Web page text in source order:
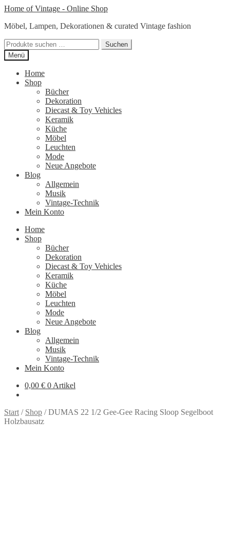
Zur
springen
Zum
springen
Home of Vintage - Online Shop
Möbel, Lampen, Dekorationen & curated Vintage fashion
Suchen
nach:
Suchen
Menü
Home
Shop
Bücher
Dekoration
Diecast & Toy Vehicles
Keramik
Küche
Möbel
Leuchten
Mode
Neue Angebote
Blog
Allgemein
Musik
Vintage-Technik
Mein Konto
Home
Shop
Bücher
Dekoration
Diecast & Toy Vehicles
Keramik
Küche
Möbel
Leuchten
Mode
Neue Angebote
Blog
Allgemein
Musik
Vintage-Technik
Mein Konto
0,00 € 0 Artikel
Start / Shop /DUMAS 22 1/2 Gee-Gee Racing Sloop Segelboot
Holzbausatz